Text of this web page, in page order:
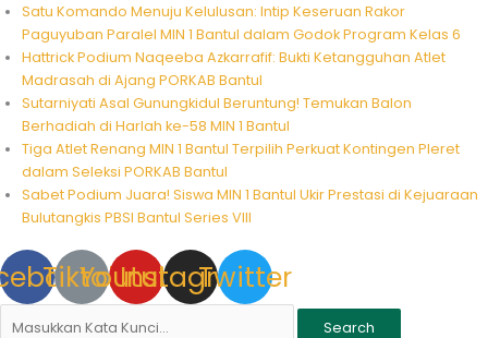
Skip
content
Satu Komando Menuju Kelulusan: Intip Keseruan Rakor
Paguyuban Paralel MIN 1 Bantul dalam Godok Program Kelas 6
Hattrick Podium Naqeeba Azkarrafif: Bukti Ketangguhan Atlet
Madrasah di Ajang PORKAB Bantul
Sutarniyati Asal Gunungkidul Beruntung! Temukan Balon
Berhadiah di Harlah ke-58 MIN 1 Bantul
Tiga Atlet Renang MIN 1 Bantul Terpilih Perkuat Kontingen Pleret
dalam Seleksi PORKAB Bantul
Sabet Podium Juara! Siswa MIN 1 Bantul Ukir Prestasi di Kejuaraan
Bulutangkis PBSI Bantul Series VIII
TiktokYoutube
Instagram
Twitter
Search